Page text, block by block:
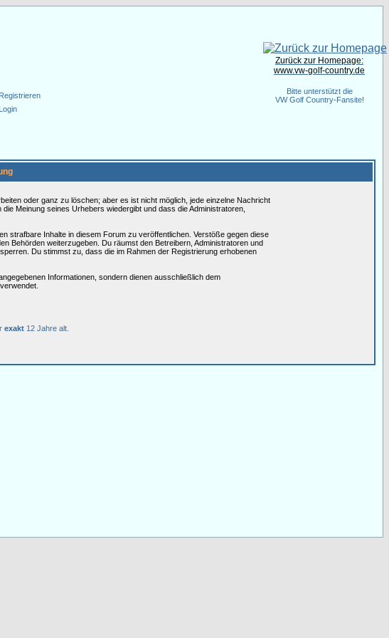
Registrieren
Login
Zurück zur Homepage:
www.vw-golf-country.de
Bitte unterstützt die
VW Golf Country-Fansite!
oder ganz zu löschen; aber es ist nicht möglich, jede einzelne Nachricht
Meinung seines Urhebers wiedergibt und dass die Administratoren,
strafbare Inhalte in diesem Forum zu veröffentlichen. Verstöße gegen diese
Behörden weiterzugeben. Du räumst den Betreibern, Administratoren und
Du stimmst zu, dass die im Rahmen der Registrierung erhobenen
Informationen, sondern dienen ausschließlich dem
exakt 12 Jahre alt.